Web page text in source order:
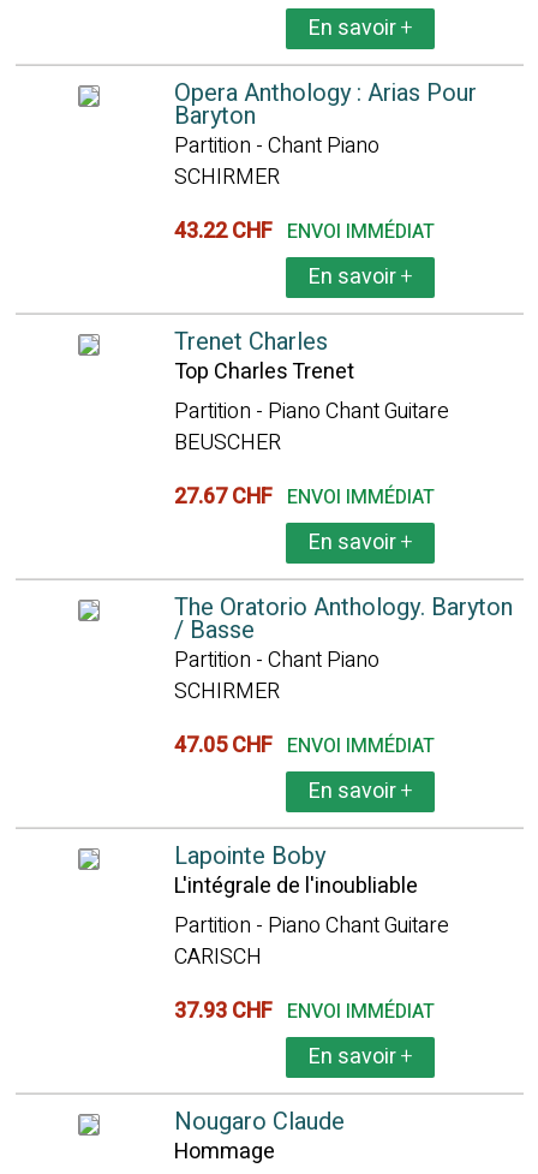
En savoir+
Opera Anthology : Arias Pour
Baryton
Partition - Chant Piano
SCHIRMER
43.22 CHF ENVOI IMMÉDIAT
En savoir+
Trenet Charles
Top Charles Trenet
Partition - Piano Chant Guitare
BEUSCHER
27.67 CHF ENVOI IMMÉDIAT
En savoir+
The Oratorio Anthology. Baryton
/ Basse
Partition - Chant Piano
SCHIRMER
47.05 CHF ENVOI IMMÉDIAT
En savoir+
Lapointe Boby
L'intégrale de l'inoubliable
Partition - Piano Chant Guitare
CARISCH
37.93 CHF ENVOI IMMÉDIAT
En savoir+
Nougaro Claude
Hommage